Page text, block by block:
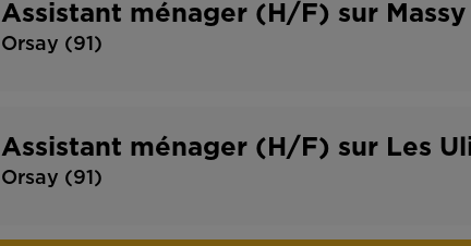
Assistant ménager (H/F) sur Massy
Orsay (91)
Assistant ménager (H/F) sur Les
Orsay (91)